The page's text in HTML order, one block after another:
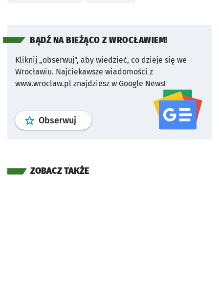
BĄDŹ NA BIEŻĄCO Z WROCŁAWIEM!
Kliknij „obserwuj”, aby wiedzieć, co dzieje się we
Wrocławiu. Najciekawsze wiadomości z
www.wroclaw.pl znajdziesz w Google News!
Obserwuj profil serwisu
ZOBACZ TAKŻE